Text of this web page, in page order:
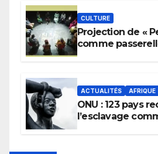
CULTURE
Projection de «
comme
ACTUALITÉS AFRIQUE
ONU : 123 pays
l’esclavage